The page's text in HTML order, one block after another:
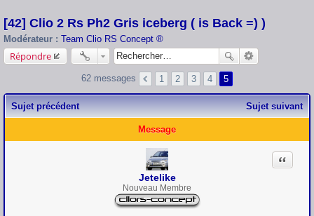
[42] Clio 2 Rs Ph2 Gris iceberg ( is Back =) )
Modérateur : Team Clio RS Concept ®
Répondre
62 messages 1 2 3 4 5
Sujet précédent Sujet suivant
Message
Jetelike
Nouveau Membre
Citation